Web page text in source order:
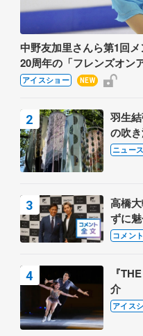
中野友加里さんら第1回
20周年の「フレンズオ
さん、有川梨絵さん、田
アイスショー NEW
羽生
の吹
「春
ニュース
高橋
ずに
もの
あい
コメン
『
介
アイス